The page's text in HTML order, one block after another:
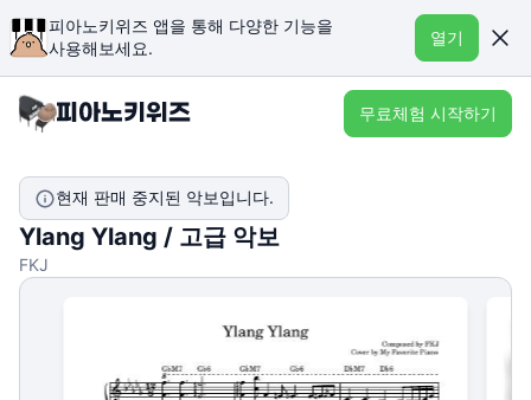
피아노키위즈 앱을 통해 다양한 기능을
사용해보세요.
열기
무료체험 시작하기
현재 판매 중지된 악보입니다.
Ylang Ylang / 고급 악보
FKJ